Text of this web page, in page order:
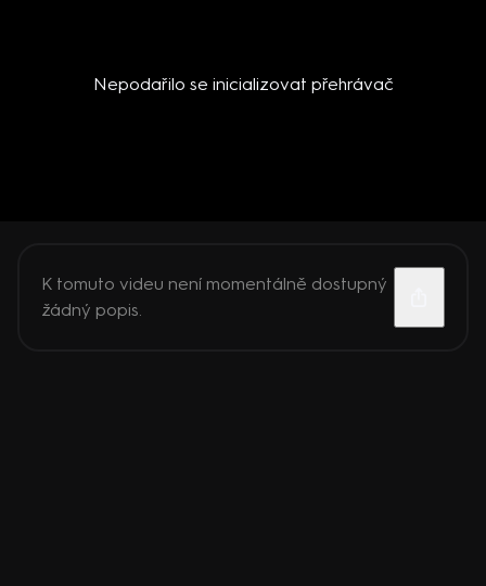
Nepodařilo se inicializovat přehrávač
K tomuto videu není momentálně dostupný
žádný popis.